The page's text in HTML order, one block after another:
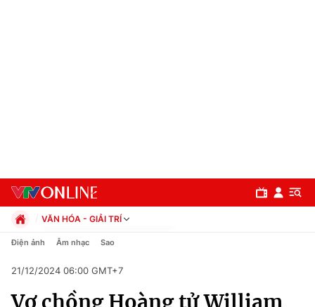
Chuyên mục
VĂN HÓA - GIẢI TRÍ
Chính trị
Pháp luật
Kinh tế
Điện ảnh Âm nhạc Sao
21/12/2024 06:00 GMT+7